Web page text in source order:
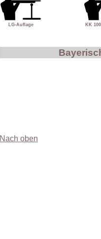
LG-Auflage KK
Nach oben